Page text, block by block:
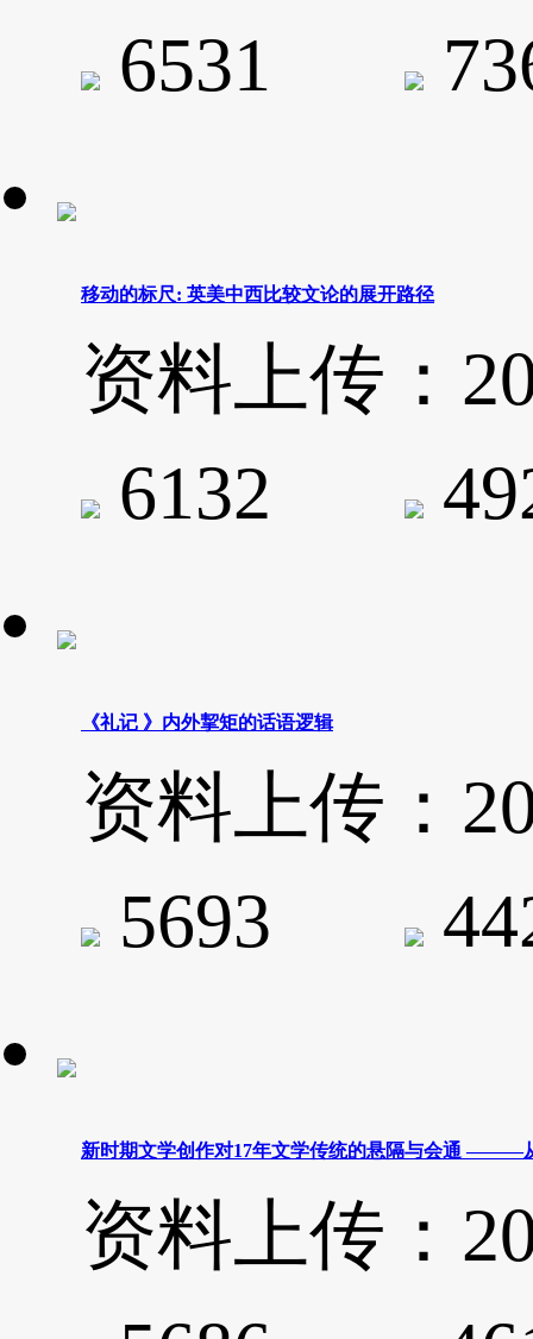
6531
移动的标尺: 英美中西比较文论的展开路径
资料上传：
6132
《礼记 》内外挈矩的话语逻辑
资料上传：
5693
新时期文学创作对17年文学传统的悬隔与会通 ———
资料上传：